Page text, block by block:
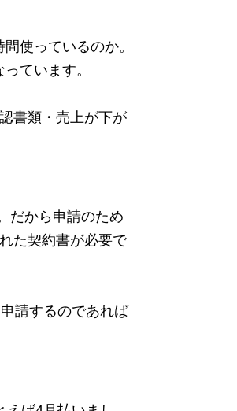
使っているのか。
ています。
書類・売上が下が
だから申請のため
た契約書が必要で
請するのであれば